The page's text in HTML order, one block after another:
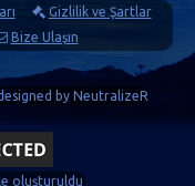
Gizlilik ve Şartlar
Bize Ulaşın
by NeutralizeR
oluşturuldu